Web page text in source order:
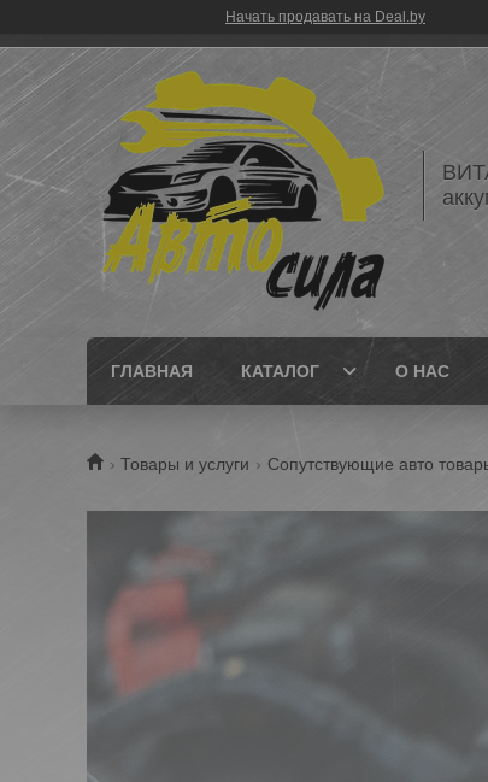
Начать продавать на Deal.by
ГЛАВНАЯ КАТАЛОГ О НАС
Товары и услуги Сопутствующие авто